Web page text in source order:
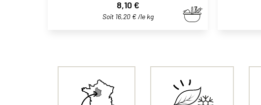
Prix
8,10 €
Soit 16,20 € /le kg